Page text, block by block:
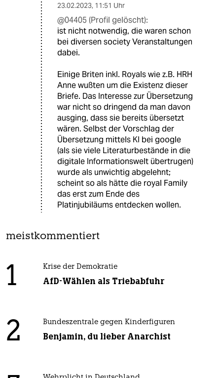
23.02.2023, 11:51 Uhr
@04405 (Profil gelöscht):
ist nicht notwendig, die waren schon
bei diversen society Veranstaltungen
dabei.
Einige Briten inkl. Royals wie z.B. HRH
Anne wußten um die Existenz dieser
Briefe. Das Interesse zur Übersetzung
war nicht so dringend da man davon
ausging, dass sie bereits übersetzt
wären. Selbst der Vorschlag der
Übersetzung mittels KI bei google
(als sie viele Literaturbestände in die
digitale Informationswelt übertrugen)
wurde als unwichtig abgelehnt;
scheint so als hätte die royal Family
das erst zum Ende des
Platinjubiläums entdecken wollen.
meistkommentiert
1 Krise der Demokratie
AfD-Wählen als Triebabfuhr
2 Bundeszentrale gegen Kinderfiguren
Benjamin, du lieber Anarchist